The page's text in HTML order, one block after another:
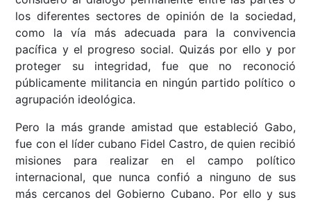
los diferentes sectores de opinión de la sociedad,
como la vía más adecuada para la convivencia
pacífica y el progreso social. Quizás por ello y por
proteger su integridad, fue que no reconoció
públicamente militancia en ningún partido político o
agrupación ideológica.
Pero la más grande amistad que estableció Gabo,
fue con el líder cubano Fidel Castro, de quien recibió
misiones para realizar en el campo político
internacional, que nunca confió a ninguno de sus
más cercanos del Gobierno Cubano. Por ello y sus